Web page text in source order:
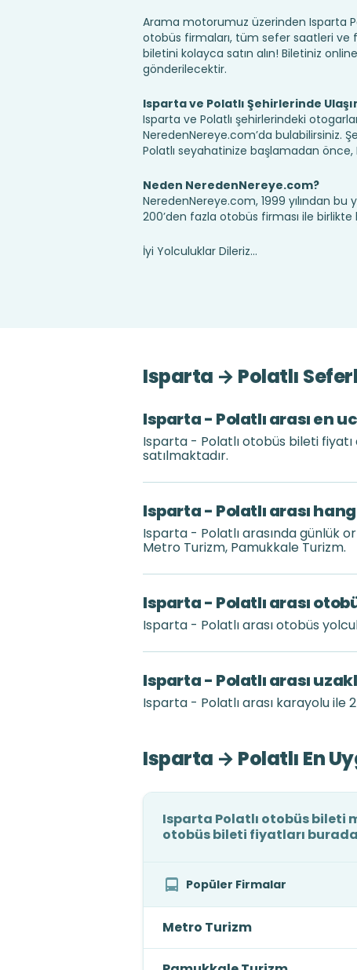
Arama motorumuz üzerinden Isparta
otobüs firmaları, tüm sefer saatleri ve
biletini kolayca satın alın! Biletiniz
gönderilecektir.
Isparta ve Polatlı Şehirlerinde
Isparta ve Polatlı şehirlerindeki
NeredenNereye.com’da bulabilirsiniz.
Polatlı seyahatinize başlamadan önce,
Neden NeredenNereye.com?
NeredenNereye.com, 1999 yılından
200’den fazla otobüs firması ile
İyi Yolculuklar Dileriz...
Isparta → Polatlı
Isparta - Polatlı arası en
Isparta - Polatlı otobüs bileti
satılmaktadır.
Isparta - Polatlı arası
Isparta - Polatlı arasında günlük
Metro Turizm, Pamukkale Turizm.
Isparta - Polatlı arası
Isparta - Polatlı arası otobüs
Isparta - Polatlı arası
Isparta - Polatlı arası karayolu ile
Isparta → Polatlı En
Isparta Polatlı otobüs bileti
otobüs bileti fiyatları
Popüler Firmalar
Metro Turizm